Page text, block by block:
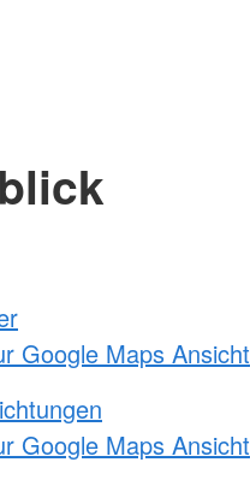
Google Maps Ansicht
Google Maps Ansicht